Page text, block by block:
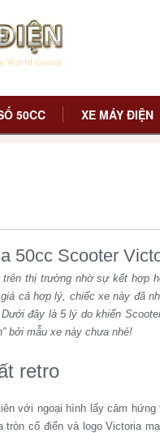
50CC XE MÁY ĐIỆN
50cc Scooter
thị trường nhờ sự kết hợp
cả hợp lý, chiếc xe này đã
đây là 5 lý do khiến
bởi mẫu xe này chưa nhé!
retro
với ngoại hình lấy cảm
cổ điển và logo Victoria